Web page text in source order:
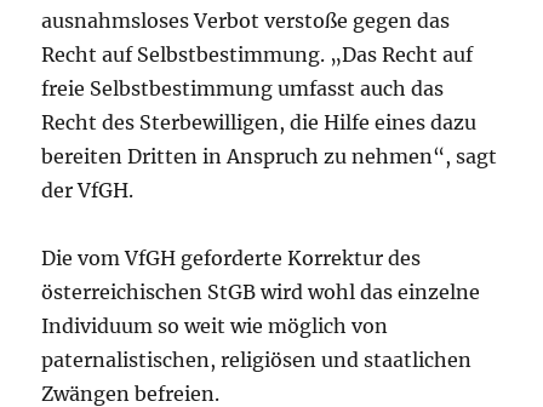
ausnahmsloses Verbot verstoße gegen das
Recht auf Selbstbestimmung. „Das Recht auf
freie Selbstbestimmung umfasst auch das
Recht des Sterbewilligen, die Hilfe eines dazu
bereiten Dritten in Anspruch zu nehmen“, sagt
der VfGH.
Die vom VfGH geforderte Korrektur des
österreichischen StGB wird wohl das einzelne
Individuum so weit wie möglich von
paternalistischen, religiösen und staatlichen
Zwängen befreien.